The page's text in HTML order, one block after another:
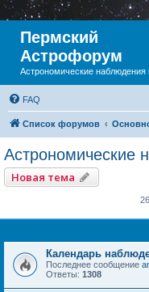
Пермский
Астрофорум
Астрономические наблюдения
FAQ
Список форумов
Астрономические
Новая тема
Календарь
Последнее сообщение
Ответы: 1308